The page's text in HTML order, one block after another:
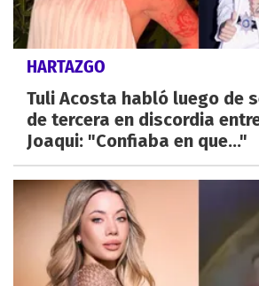
HARTAZGO
Tuli Acosta habló luego de
de tercera en discordia
Joaqui: "Confiaba en que..."